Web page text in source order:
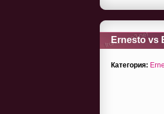
Ernesto vs
Категория: